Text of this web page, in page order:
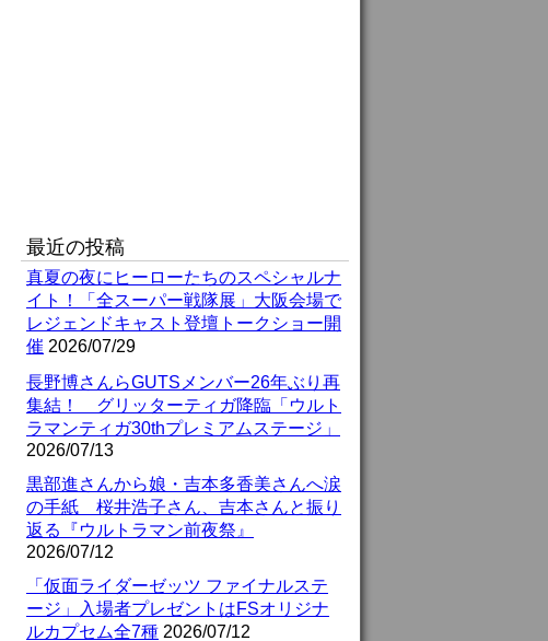
最近の投稿
真夏の夜にヒーローたちのスペシャルナ
イト！「全スーパー戦隊展」大阪会場で
レジェンドキャスト登壇トークショー開
催 2026/07/29
長野博さんらGUTSメンバー26年ぶり再
集結！ グリッターティガ降臨「ウルト
ラマンティガ30thプレミアムステージ」
2026/07/13
黒部進さんから娘・吉本多香美さんへ涙
の手紙 桜井浩子さん、吉本さんと振り
返る『ウルトラマン前夜祭』
2026/07/12
「仮面ライダーゼッツ ファイナルステ
ージ」入場者プレゼントはFSオリジナ
ルカプセム全7種 2026/07/12